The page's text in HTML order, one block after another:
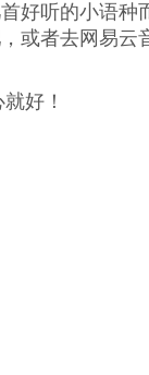
好听的小语种
或者去网易云
好！